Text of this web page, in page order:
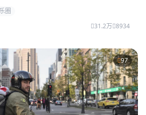
圈
31.2万 8934
97